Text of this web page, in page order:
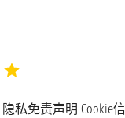
隐私免责声明 Cookie